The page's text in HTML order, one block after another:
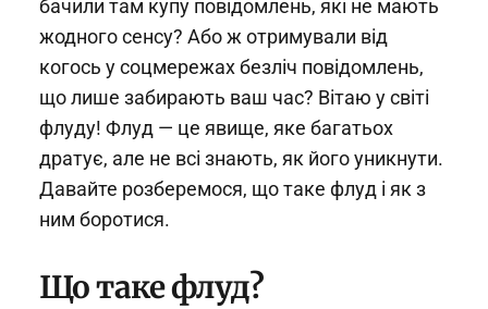
бачили там купу повідомлень, які не мають
жодного сенсу? Або ж отримували від
когось у соцмережах безліч повідомлень,
що лише забирають ваш час? Вітаю у світі
флуду! Флуд — це явище, яке багатьох
дратує, але не всі знають, як його уникнути.
Давайте розберемося, що таке флуд і як з
ним боротися.
Що таке флуд?